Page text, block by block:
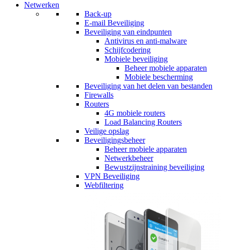
Netwerken
Back-up
E-mail Beveiliging
Beveiliging van eindpunten
Antivirus en anti-malware
Schijfcodering
Mobiele beveiliging
Beheer mobiele apparaten
Mobiele bescherming
Beveiliging van het delen van bestanden
Firewalls
Routers
4G mobiele routers
Load Balancing Routers
Veilige opslag
Beveiligingsbeheer
Beheer mobiele apparaten
Netwerkbeheer
Bewustzijnstraining beveiliging
VPN Beveiliging
Webfiltering